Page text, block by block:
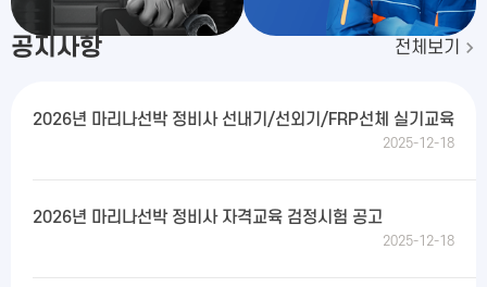
공지사항 전체보기
2026년 마리나선박 정비사 선내기/선외기/FRP선체 실기교육
2025-12-18
2026년 마리나선박 정비사 자격교육 검정시험 공고
2025-12-18